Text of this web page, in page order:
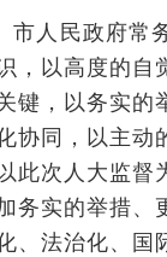
市人民政府常
，以高度的自
键，以务实的
协同，以主动
此次人大监督
务实的举措、
、法治化、国